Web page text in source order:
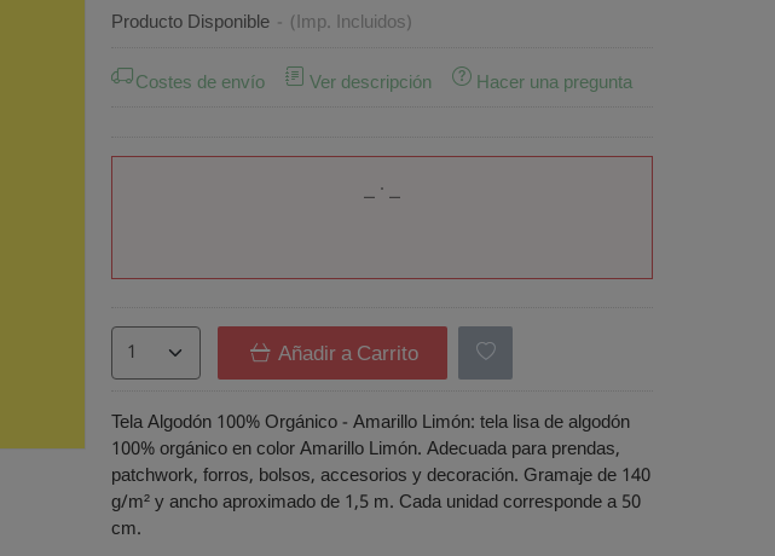
Producto Disponible - (Imp. Incluidos)
Costes de envío
Ver descripción Hacer una pregunta
Añadir a Carrito
Tela Algodón 100% Orgánico - Amarillo Limón: tela lisa de algodón
100% orgánico en color Amarillo Limón. Adecuada para prendas,
patchwork, forros, bolsos, accesorios y decoración. Gramaje de 140
g/m² y ancho aproximado de 1,5 m. Cada unidad corresponde a 50
cm.